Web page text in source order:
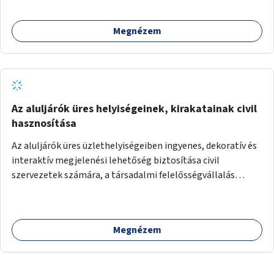
Megnézem
Az aluljárók üres helyiségeinek, kirakatainak civil
hasznosítása
Az aluljárók üres üzlethelyiségeiben ingyenes, dekoratív és
interaktív megjelenési lehetőség biztosítása civil
szervezetek számára, a társadalmi felelősségvállalás
például rajzokkal, kérdésekkel, üzenetküldési lehetőséggel
vagy akciónapokkal – bérleti és közüzemi díjak nélkül, a
Megnézem